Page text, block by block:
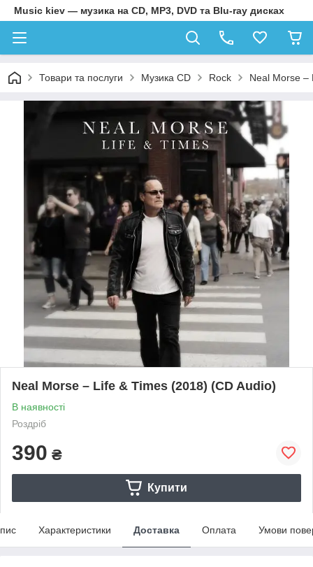
Music kiev — музика на CD, MP3, DVD та Blu-ray дисках
Товари та послуги Музика CD Rock Neal Morse –
Neal Morse – Life & Times (2018) (CD Audio)
В наявності
Роздріб
390 ₴
Купити
Характеристики Доставка Оплата Умови